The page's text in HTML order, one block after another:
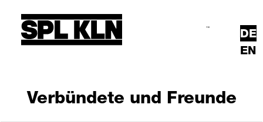
Hauptmenü
DE
EN
Verbündete und Freunde